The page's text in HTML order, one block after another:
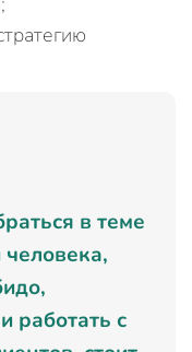
в теме
человека,
работать с